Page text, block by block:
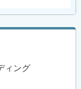
ィング